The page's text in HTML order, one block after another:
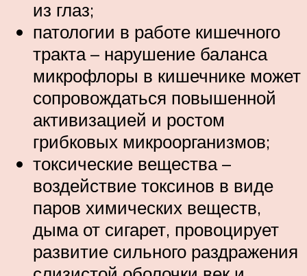
из глаз;
патологии в работе кишечного
тракта – нарушение баланса
микрофлоры в кишечнике может
сопровождаться повышенной
активизацией и ростом
грибковых микроорганизмов;
токсические вещества –
воздействие токсинов в виде
паров химических веществ,
дыма от сигарет, провоцирует
развитие сильного раздражения